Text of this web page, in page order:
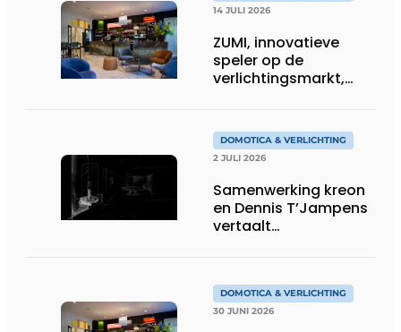
14 JULI 2026
ZUMI, innovatieve
speler op de
verlichtingsmarkt,
DOMOTICA & VERLICHTING
2 JULI 2026
Samenwerking kreon
en Dennis T’Jampens
vertaalt
sfeervolle verlichting
DOMOTICA & VERLICHTING
30 JUNI 2026